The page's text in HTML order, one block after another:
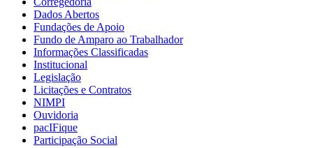
Dados Abertos
Fundações de Apoio
Fundo de Amparo ao Trabalhador
Informações Classificadas
Institucional
Legislação
Licitações e Contratos
NIMPI
Ouvidoria
pacIFique
Participação Social